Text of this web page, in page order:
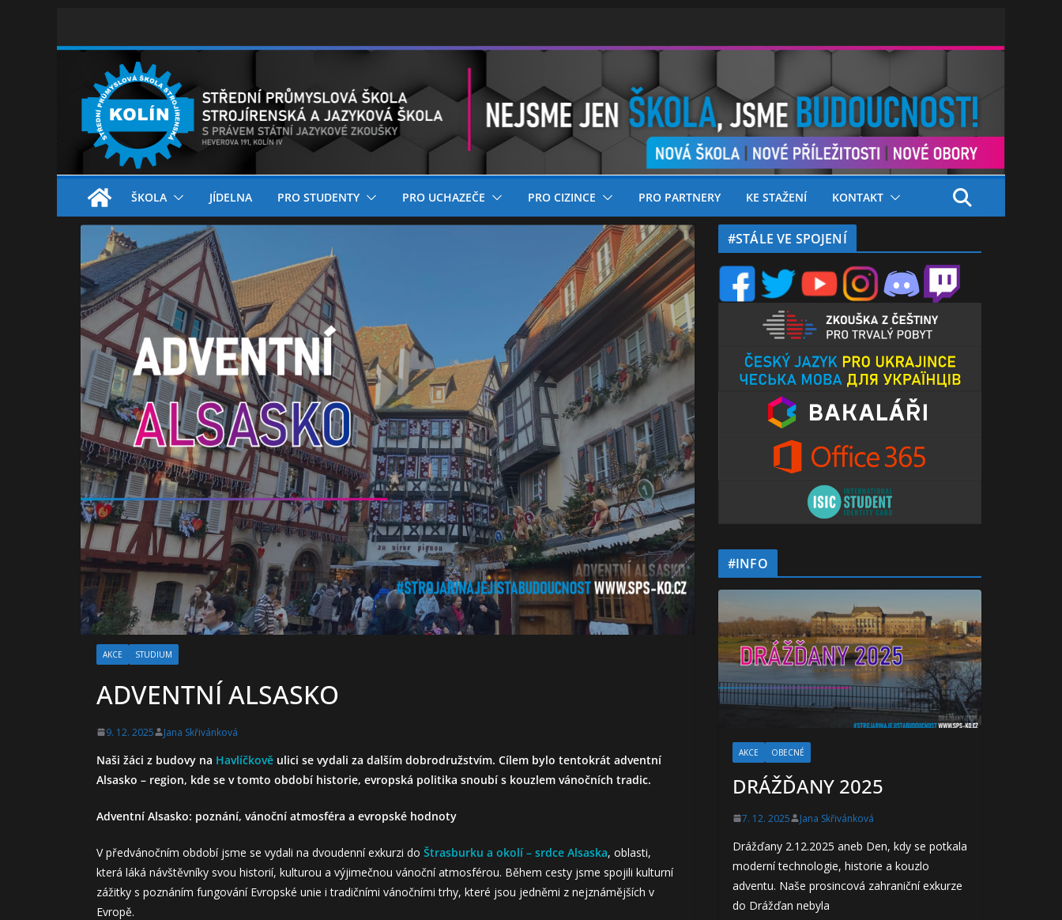
ŠKOLA JÍDELNA PRO STUDENTY PRO UCHAZEČE PRO CIZINCE PRO PARTNERY KE STAŽENÍ KONTAKT
AKCE STUDIUM
ADVENTNÍ ALSASKO
9. 12. 2025 Jana Skřivánková
Naši žáci z budovy na Havlíčkově ulici se vydali za dalším dobrodružstvím. Cílem bylo tentokrát adventní
Alsasko – region, kde se v tomto období historie, evropská politika snoubí s kouzlem vánočních tradic.
Adventní Alsasko: poznání, vánoční atmosféra a evropské hodnoty
V předvánočním období jsme se vydali na dvoudenní exkurzi do Štrasburku a okolí – srdce Alsaska, oblasti,
která láká návštěvníky svou historií, kulturou a výjimečnou vánoční atmosférou. Během cesty jsme spojili kulturní
zážitky s poznáním fungování Evropské unie i tradičními vánočními trhy, které jsou jedněmi z nejznámějších v
Evropě.
#STÁLE VE SPOJENÍ
#INFO
AKCE OBECNÉ
DRÁŽĎANY 2025
7. 12. 2025 Jana Skřivánková
Drážďany 2.12.2025 aneb Den, kdy se potkala
moderní technologie, historie a kouzlo
adventu. Naše prosincová zahraniční exkurze
do Drážďan nebyla